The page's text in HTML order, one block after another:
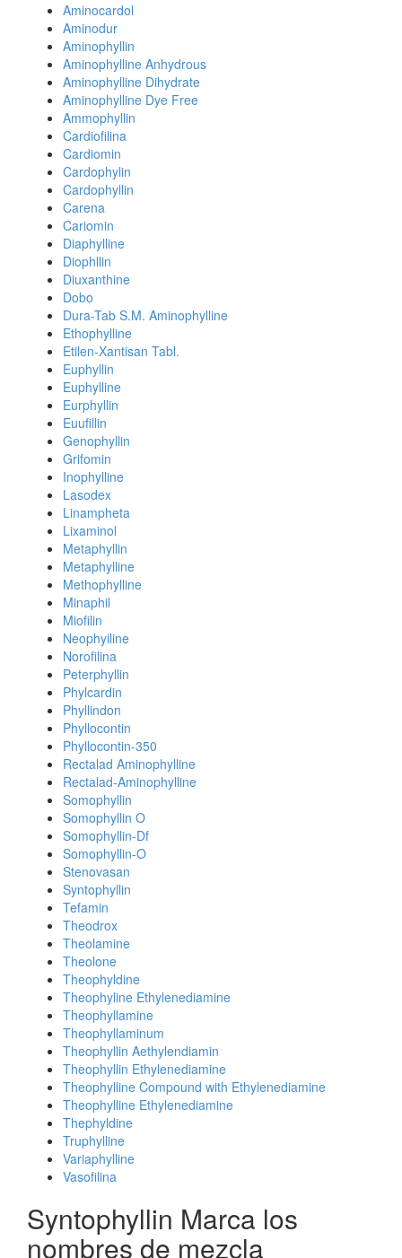
Aminocardol
Aminodur
Aminophyllin
Aminophylline Anhydrous
Aminophylline Dihydrate
Aminophylline Dye Free
Ammophyllin
Cardiofilina
Cardiomin
Cardophylin
Cardophyllin
Carena
Cariomin
Diaphylline
Diophllin
Diuxanthine
Dobo
Dura-Tab S.M. Aminophylline
Ethophylline
Etilen-Xantisan Tabl.
Euphyllin
Euphylline
Eurphyllin
Euufillin
Genophyllin
Grifomin
Inophylline
Lasodex
Linampheta
Lixaminol
Metaphyllin
Metaphylline
Methophylline
Minaphil
Miofilin
Neophyiline
Norofilina
Peterphyllin
Phylcardin
Phyllindon
Phyllocontin
Phyllocontin-350
Rectalad Aminophylline
Rectalad-Aminophylline
Somophyllin
Somophyllin O
Somophyllin-Df
Somophyllin-O
Stenovasan
Syntophyllin
Tefamin
Theodrox
Theolamine
Theolone
Theophyldine
Theophyline Ethylenediamine
Theophyllamine
Theophyllaminum
Theophyllin Aethylendiamin
Theophyllin Ethylenediamine
Theophylline Compound with Ethylenediamine
Theophylline Ethylenediamine
Thephyldine
Truphylline
Variaphylline
Vasofilina
Syntophyllin Marca los
nombres de mezcla